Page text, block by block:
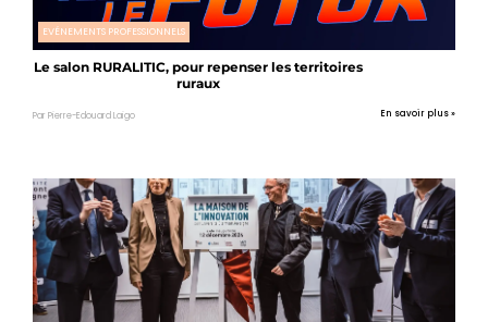
EVÉNEMENTS PROFESSIONNELS
Le salon RURALITIC, pour repenser les territoires
ruraux
Par Pierre-Edouard Laigo En savoir plus »